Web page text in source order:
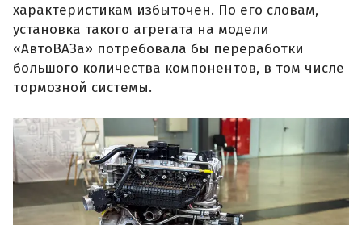
характеристикам избыточен. По его словам,
установка такого агрегата на модели
«АвтоВАЗа» потребовала бы переработки
большого количества компонентов, в том числе
тормозной системы.